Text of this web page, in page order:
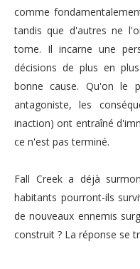
comme
tandis que d'autres ne
tome. Il incarne une
décisions de plus en
bonne cause. Qu'on le
antagoniste, les
inaction) ont entraîné
ce n'est pas terminé.
Fall Creek a déjà
habitants pourront-ils
de nouveaux ennemis
construit ? La réponse se